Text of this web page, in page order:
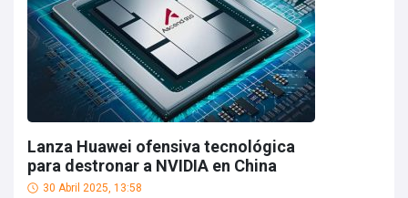
Lanza Huawei ofensiva tecnológica
para destronar a NVIDIA en China
30 Abril 2025, 13:58